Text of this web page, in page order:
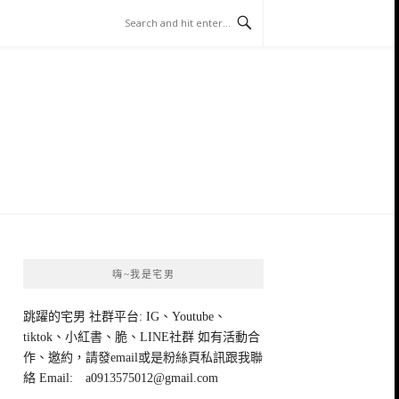
嗨~我是宅男
跳躍的宅男 社群平台: IG、Youtube、
tiktok、小紅書、脆、LINE社群 如有活動合
作、邀約，請發email或是粉絲頁私訊跟我聯
絡 Email: a0913575012@gmail.com